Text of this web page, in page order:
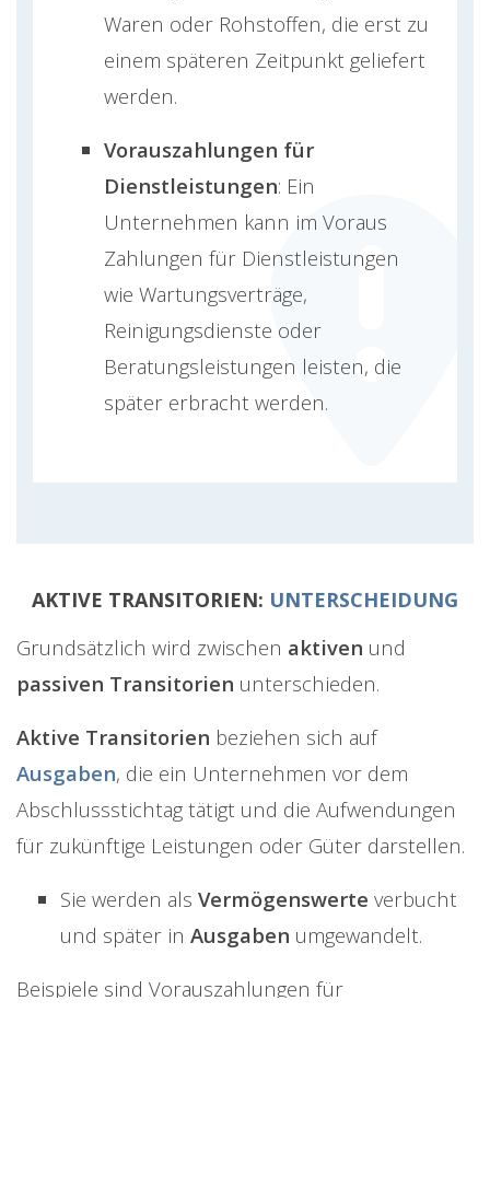
Waren oder Rohstoffen, die erst zu
einem späteren Zeitpunkt geliefert
werden.
Vorauszahlungen für
Dienstleistungen: Ein
Unternehmen kann im Voraus
Zahlungen für Dienstleistungen
wie Wartungsverträge,
Reinigungsdienste oder
Beratungsleistungen leisten, die
später erbracht werden.
AKTIVE TRANSITORIEN: UNTERSCHEIDUNG
Grundsätzlich wird zwischen aktiven und
passiven Transitorien unterschieden.
Aktive Transitorien beziehen sich auf
Ausgaben, die ein Unternehmen vor dem
Abschlussstichtag tätigt und die Aufwendungen
für zukünftige Leistungen oder Güter darstellen.
Sie werden als Vermögenswerte verbucht
und später in Ausgaben umgewandelt.
Beispiele sind Vorauszahlungen für